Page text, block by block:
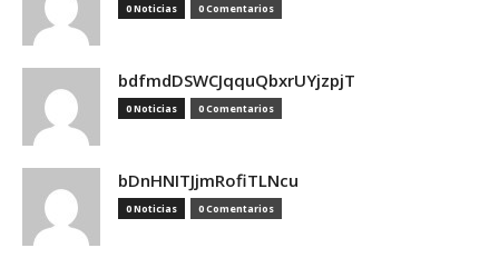
0 Noticias 0 Comentarios
bdfmdDSWCJqquQbxrUYjzpjT
0 Noticias 0 Comentarios
bDnHNITJjmRofiTLNcu
0 Noticias 0 Comentarios